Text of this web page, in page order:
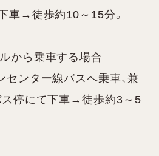
車→徒歩約10～15分。
から乗車する場合
ンター線バスへ乗車、兼
停にて下車→徒歩約3～5